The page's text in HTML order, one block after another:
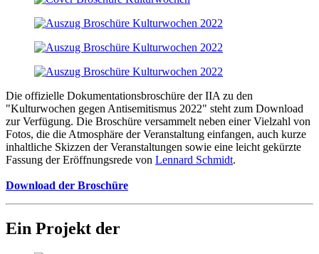
Die offizielle Dokumentationsbroschüre der IIA zu den
"Kulturwochen gegen Antisemitismus 2022" steht zum Download
zur Verfügung. Die Broschüre versammelt neben einer Vielzahl von
Fotos, die die Atmosphäre der Veranstaltung einfangen, auch kurze
inhaltliche Skizzen der Veranstaltungen sowie eine leicht gekürzte
Fassung der Eröffnungsrede von Lennard Schmidt.
Download der Broschüre
Ein Projekt der